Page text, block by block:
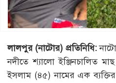
লালপুর (নাটোর) প্রতিনিধি:
নদীতে শ্যালো ইঞ্জিনচালিত
ইসলাম (৪৫) নামের এক